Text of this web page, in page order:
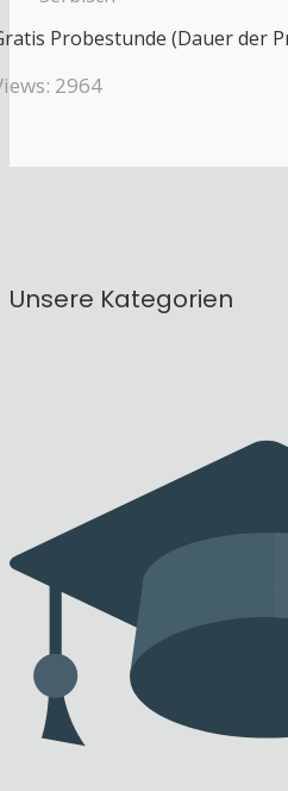
Probestunde (Dauer der
2964
Unsere Kategorien